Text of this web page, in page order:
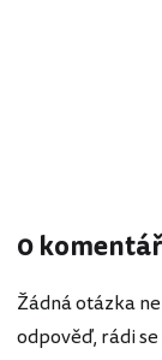
0
Žádná otázka
odpověď, rádi